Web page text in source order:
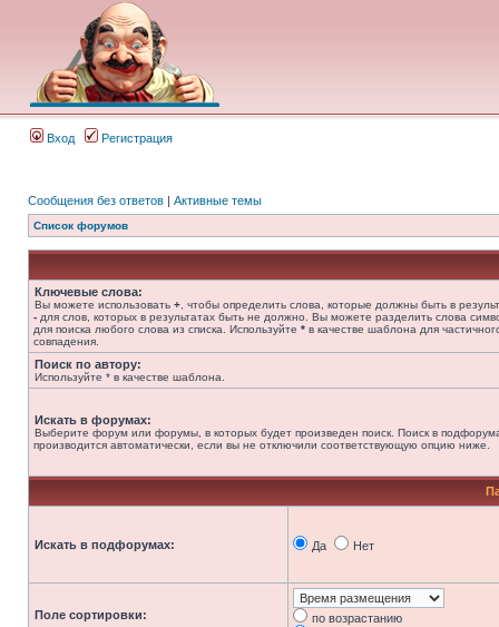
Вход Регистрация
Сообщения без ответов | Активные темы
Список форумов
Ключевые слова:
Вы можете использовать + , чтобы определить слова, которые должны быть в
- для слов, которых в результатах быть не должно. Вы можете разделить слова
для поиска любого слова из списка. Используйте * в качестве шаблона для
совпадения.
Поиск по автору:
Используйте * в качестве шаблона.
Искать в форумах:
Выберите форум или форумы, в которых будет произведен поиск. Поиск в
производится автоматически, если вы не отключили соответствующую опцию ниже.
Искать в подфорумах: Да Нет
Поле сортировки:
по возрастанию